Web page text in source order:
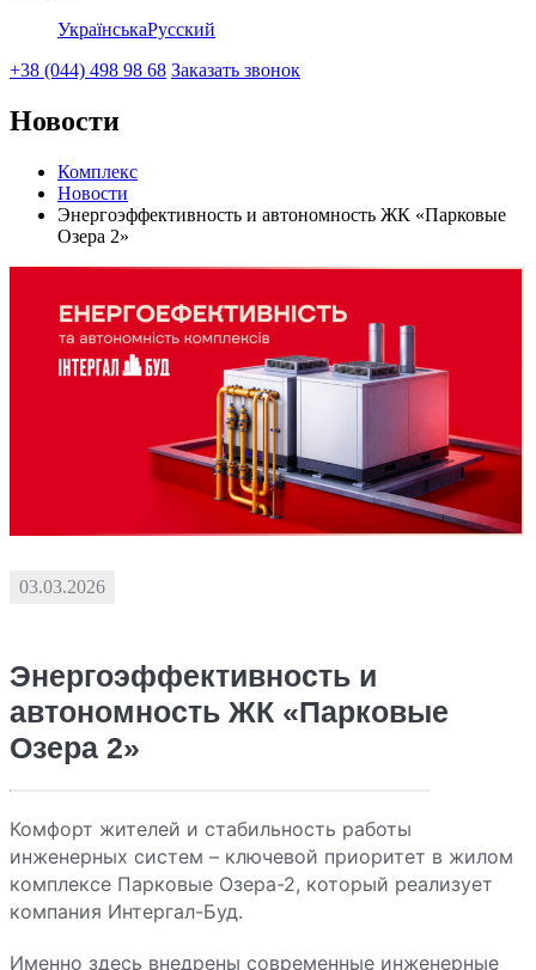
УкраїнськаРусский
+38 (044) 498 98 68 Заказать звонок
Новости
Комплекс
Новости
Энергоэффективность и автономность ЖК «Парковые
Озера 2»
03.03.2026
Энергоэффективность и
автономность ЖК «Парковые
Озера 2»
Комфорт жителей и стабильность работы
инженерных систем – ключевой приоритет в жилом
комплексе Парковые Озера-2, который реализует
компания Интергал-Буд.
Именно здесь внедрены современные инженерные